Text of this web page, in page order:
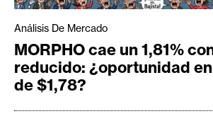
Análisis De Mercado
MORPHO cae un 1,81%
reducido: ¿oportunidad
de $1,78?